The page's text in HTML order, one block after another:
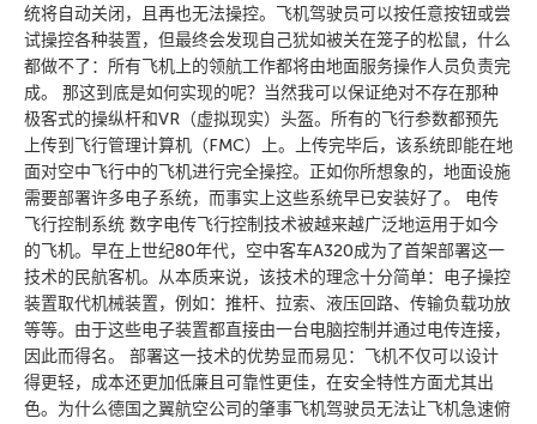
统将自动关闭，且再也无法操控。飞机驾驶员可以按任意按钮或尝
试操控各种装置，但最终会发现自己犹如被关在笼子的松鼠，什么
都做不了：所有飞机上的领航工作都将由地面服务操作人员负责完
成。 那这到底是如何实现的呢？当然我可以保证绝对不存在那种
极客式的操纵杆和VR（虚拟现实）头盔。所有的飞行参数都预先
上传到飞行管理计算机（FMC）上。上传完毕后，该系统即能在地
面对空中飞行中的飞机进行完全操控。正如你所想象的，地面设施
需要部署许多电子系统，而事实上这些系统早已安装好了。 电传
飞行控制系统 数字电传飞行控制技术被越来越广泛地运用于如今
的飞机。早在上世纪80年代，空中客车A320成为了首架部署这一
技术的民航客机。从本质来说，该技术的理念十分简单：电子操控
装置取代机械装置，例如：推杆、拉索、液压回路、传输负载功放
等等。由于这些电子装置都直接由一台电脑控制并通过电传连接，
因此而得名。 部署这一技术的优势显而易见：飞机不仅可以设计
得更轻，成本还更加低廉且可靠性更佳，在安全特性方面尤其出
色。为什么德国之翼航空公司的肇事飞机驾驶员无法让飞机急速俯